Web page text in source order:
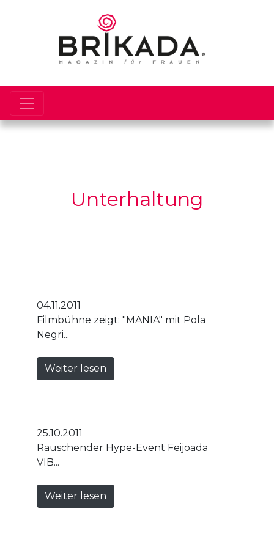
Unterhaltung
04.11.2011
Filmbühne zeigt: "MANIA" mit Pola
Negri...
Weiter lesen
25.10.2011
Rauschender Hype-Event Feijoada
VIB...
Weiter lesen